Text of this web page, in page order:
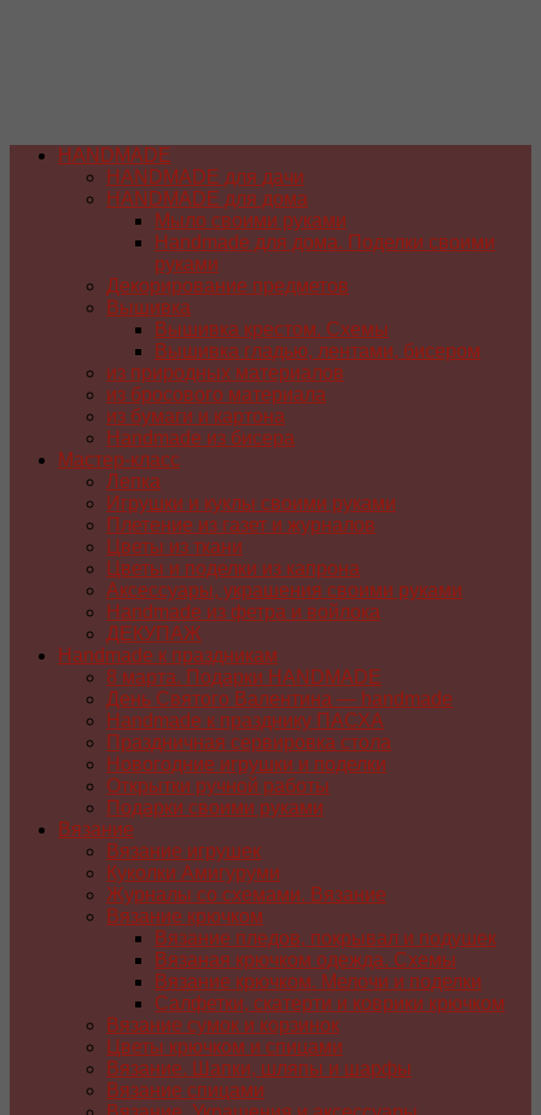
HANDMADE
HANDMADE для дачи
HANDMADE для дома
Мыло своими руками
Handmade для дома. Поделки своими
руками
Декорирование предметов
Вышивка
Вышивка крестом. Схемы
Вышивка гладью, лентами, бисером
из природных материалов
из бросового материала
из бумаги и картона
Handmade из бисера
Мастер-класс
Лепка
Игрушки и куклы своими руками
Плетение из газет и журналов
Цветы из ткани
Цветы и поделки из капрона
Аксессуары, украшения своими руками
Handmade из фетра и войлока
ДЕКУПАЖ
Handmade к праздникам
8 марта. Подарки HANDMADE
День Святого Валентина — handmade
Handmade к празднику ПАСХA
Праздничная сервировка стола
Новогодние игрушки и поделки
Открытки ручной работы
Подарки своими руками
Вязание
Вязание игрушек
Куколки Амигуруми
Журналы со схемами. Вязание
Вязание крючком
Вязание пледов, покрывал и подушек
Вязаная крючком одежда. Схемы
Вязание крючком. Мелочи и поделки
Салфетки, скатерти и коврики крючком
Вязание сумок и корзинок
Цветы крючком и спицами
Вязание. Шапки, шляпы и шарфы
Вязание спицами